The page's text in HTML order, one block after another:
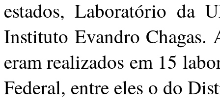
estados, Laboratório da
Instituto Evandro Chagas.
eram realizados em 15
Federal, entre eles o do